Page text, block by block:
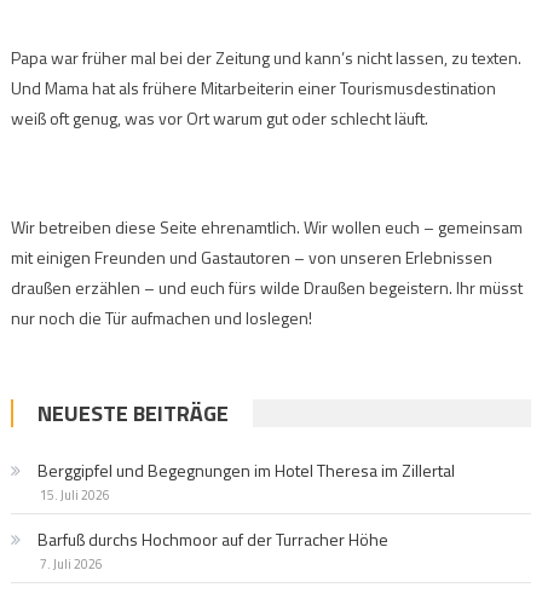
Papa war früher mal bei der Zeitung und kann’s nicht lassen, zu texten.
Und Mama hat als frühere Mitarbeiterin einer Tourismusdestination
weiß oft genug, was vor Ort warum gut oder schlecht läuft.
Wir betreiben diese Seite ehrenamtlich. Wir wollen euch – gemeinsam
mit einigen Freunden und Gastautoren – von unseren Erlebnissen
draußen erzählen – und euch fürs wilde Draußen begeistern. Ihr müsst
nur noch die Tür aufmachen und loslegen!
NEUESTE BEITRÄGE
Berggipfel und Begegnungen im Hotel Theresa im Zillertal
15. Juli 2026
Barfuß durchs Hochmoor auf der Turracher Höhe
7. Juli 2026